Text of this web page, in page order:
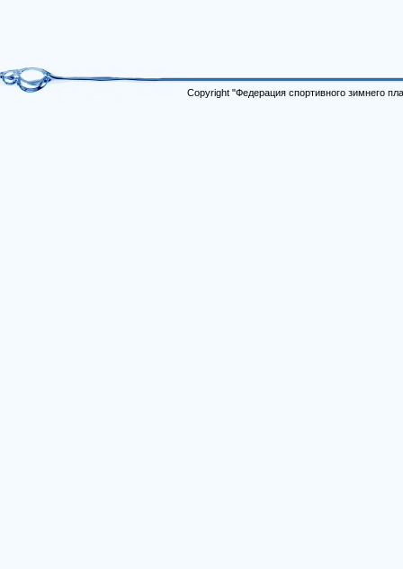
Copyright "Федерация спортивного зимнего